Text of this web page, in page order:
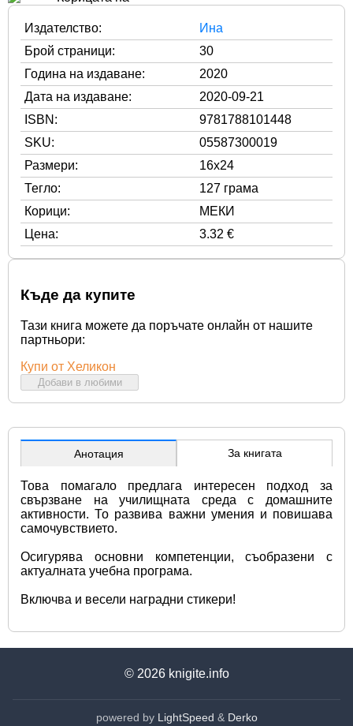
Издателство:
Ина
Брой страници:
30
Година на издаване:
2020
Дата на издаване:
2020-09-21
ISBN:
9781788101448
SKU:
05587300019
Размери:
16x24
Тегло:
127 грама
Корици:
МЕКИ
Цена:
3.32 €
Къде да купите
Тази книга можете да поръчате онлайн от нашите
партньори:
Купи от Хеликон
Добави в любими
Анотация За книгата
Това помагало предлага интересен подход за
свързване на училищната среда с домашните
активности. То развива важни умения и повишава
самочувствието.
Осигурява основни компетенции, съобразени с
актуалната учебна програма.
Включва и весели наградни стикери!
© 2026 knigite.info
powered by LightSpeed & Derko